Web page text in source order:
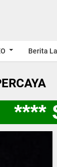
Berita
****